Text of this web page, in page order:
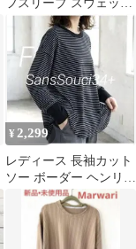
フスリーブ スウェット
ダークブラウン こげ茶
¥ 2,299
レディース 長袖カット
ソー ボーダー ヘンリー
ネック フリーサイ
ズ ブラック